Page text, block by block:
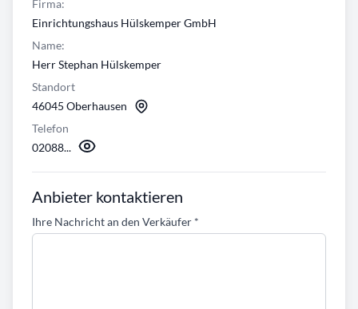
Firma:
Einrichtungshaus Hülskemper GmbH
Name:
Herr Stephan Hülskemper
Standort
46045 Oberhausen
Telefon
02088...
Anbieter kontaktieren
Ihre Nachricht an den Verkäufer *